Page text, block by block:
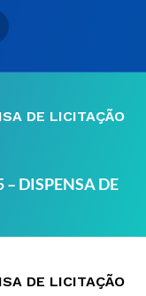
DE LICITAÇÃO
– DISPENSA DE
DE LICITAÇÃO